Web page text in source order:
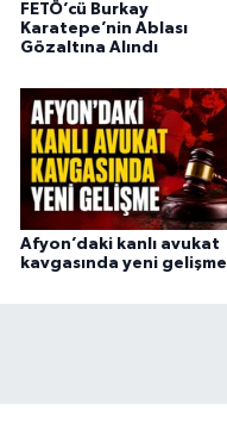
FETÖ’cü Burkay
Karatepe’nin Ablası
Gözaltına Alındı
Afyon’daki kanlı avukat
kavgasında yeni gelişme